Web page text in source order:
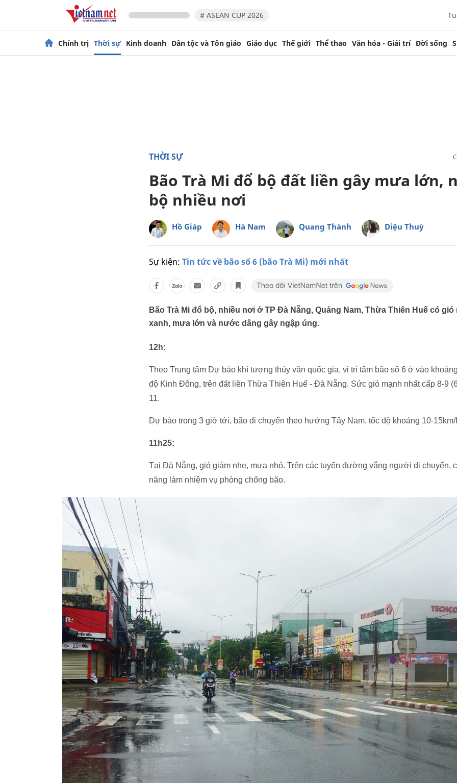
# ASEAN CUP 2026
Chính trị Thời sự Kinh doanh Dân tộc và Tôn giáo Giáo dục Thế giới Thể thao Văn hóa - Giải trí Đời sống
THỜI SỰ
Bão Trà Mi đổ bộ đất liền gây mưa lớn,
bộ nhiều nơi
Hồ Giáp Hà Nam Quang Thành Diệu Thuỳ
Sự kiện: Tin tức về bão số 6 (bão Trà Mi) mới nhất
Bão Trà Mi đổ bộ, nhiều nơi ở TP Đà Nẵng, Quảng Nam, Thừa Thiên Huế có
xanh, mưa lớn và nước dâng gây ngập úng.
12h:
Theo Trung tâm Dự báo khí tượng thủy văn quốc gia, vị trí tâm bão số 6 ở vào
độ Kinh Đông, trên đất liền Thừa Thiên Huế - Đà Nẵng. Sức gió mạnh nhất cấp 8-9
11.
Dự báo trong 3 giờ tới, bão di chuyển theo hướng Tây Nam, tốc độ khoảng 10-15km/
11h25:
Tại Đà Nẵng, gió giảm nhẹ, mưa nhỏ. Trên các tuyến đường vắng người di chuyển,
năng làm nhiệm vụ phòng chống bão.